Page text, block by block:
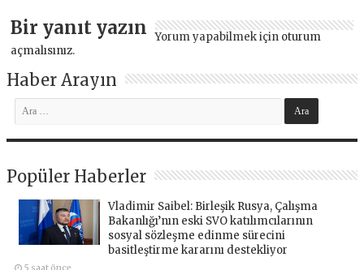
Bir yanıt yazın Yorum yapabilmek için oturum
açmalısınız.
Haber Arayın
Popüler Haberler
Vladimir Saibel: Birleşik Rusya, Çalışma
Bakanlığı’nın eski SVO katılımcılarının
sosyal sözleşme edinme sürecini
basitleştirme kararını destekliyor
5 saat önce